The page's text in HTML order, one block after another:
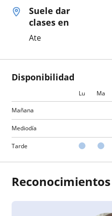
Suele dar
clases en
Ate
Disponibilidad
Lu Ma
Mañana
Mediodía
Tarde
Reconocimientos